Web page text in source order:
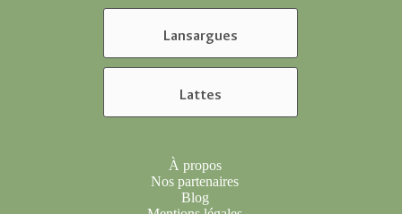
Lansargues
Lattes
À propos
Nos partenaires
Blog